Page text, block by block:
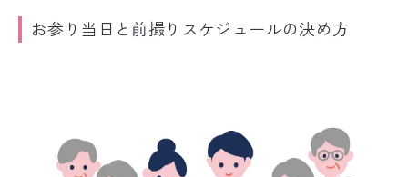
お参り当日と前撮りスケジュールの決め方